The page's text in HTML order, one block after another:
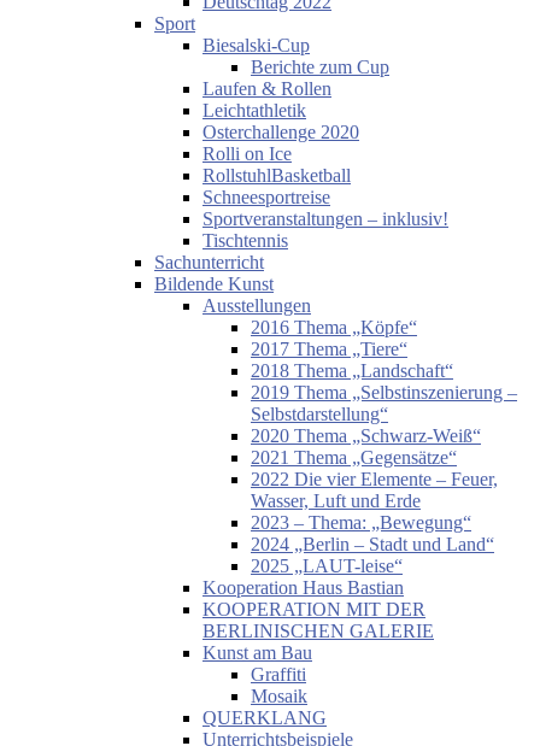
Sport
Biesalski-Cup
Berichte zum Cup
Laufen & Rollen
Leichtathletik
Osterchallenge 2020
Rolli on Ice
RollstuhlBasketball
Schneesportreise
Sportveranstaltungen – inklusiv!
Tischtennis
Sachunterricht
Bildende Kunst
Ausstellungen
2016 Thema „Köpfe“
2017 Thema „Tiere“
2018 Thema „Landschaft“
2019 Thema „Selbstinszenierung –
Selbstdarstellung“
2020 Thema „Schwarz-Weiß“
2021 Thema „Gegensätze“
2022 Die vier Elemente – Feuer,
Wasser, Luft und Erde
2023 – Thema: „Bewegung“
2024 „Berlin – Stadt und Land“
2025 „LAUT-leise“
Kooperation Haus Bastian
KOOPERATION MIT DER
BERLINISCHEN GALERIE
Kunst am Bau
Graffiti
Mosaik
QUERKLANG
Unterrichtsbeispiele